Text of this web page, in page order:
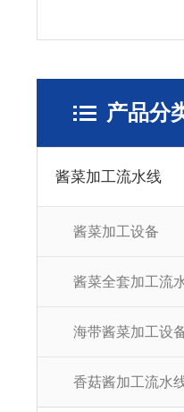
产品分
酱菜加工流水线
酱菜加工设备
酱菜全套加工流
海带酱菜加工设
香菇酱加工流水